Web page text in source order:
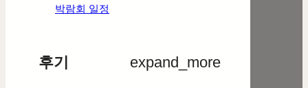
박람회 일정
후기 expand_more